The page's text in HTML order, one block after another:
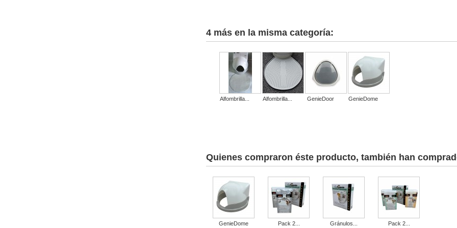
4 más en la misma categoría:
Alfombrilla... Alfombrilla... GenieDoor GenieDome
Quienes compraron éste producto, también han
GenieDome Pack 2... Gránulos... Pack 2...